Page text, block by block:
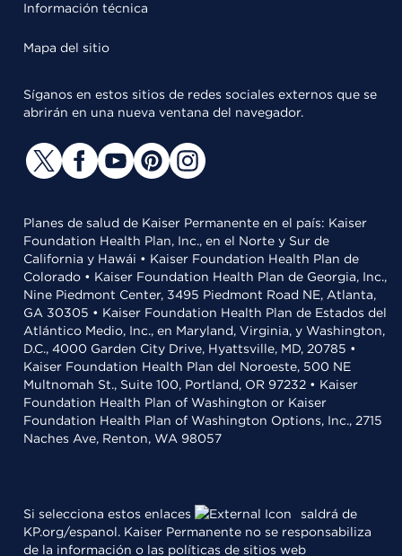
Información técnica
Mapa del sitio
Síganos en estos sitios de redes sociales externos que se
abrirán en una nueva ventana del navegador.
Planes de salud de Kaiser Permanente en el país: Kaiser
Foundation Health Plan, Inc., en el Norte y Sur de
California y Hawái • Kaiser Foundation Health Plan de
Colorado • Kaiser Foundation Health Plan de Georgia, Inc.,
Nine Piedmont Center, 3495 Piedmont Road NE, Atlanta,
GA 30305 • Kaiser Foundation Health Plan de Estados del
Atlántico Medio, Inc., en Maryland, Virginia, y Washington,
D.C., 4000 Garden City Drive, Hyattsville, MD, 20785 •
Kaiser Foundation Health Plan del Noroeste, 500 NE
Multnomah St., Suite 100, Portland, OR 97232 • Kaiser
Foundation Health Plan of Washington or Kaiser
Foundation Health Plan of Washington Options, Inc., 2715
Naches Ave, Renton, WA 98057
Si selecciona estos enlaces
saldrá de
KP.org/espanol. Kaiser Permanente no se responsabiliza
de la información o las políticas de sitios web